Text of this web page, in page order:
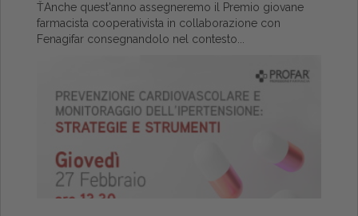
ŤAnche quest'anno assegneremo il Premio giovane
farmacista cooperativista in collaborazione con
Fenagifar consegnandolo nel contesto...